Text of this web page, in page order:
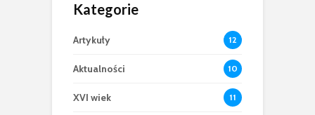
Kategorie
Artykuły 12
Aktualności 10
XVI wiek 11